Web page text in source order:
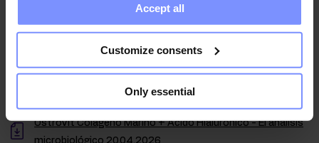
collected when you use their services. Do you agree?
Accept all
Customize consents
Only essential
laboratorio independiente acreditado.
del nivel de la vitamina C 20.04.2026
OstroVit Colágeno Marino + Ácido Hialurónico - El análisis